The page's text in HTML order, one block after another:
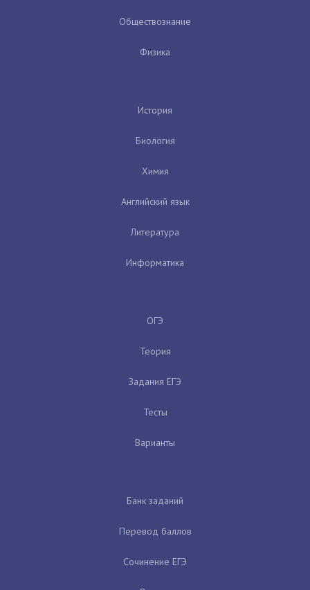
Обществознание
Физика
История
Биология
Химия
Английский язык
Литература
Информатика
ОГЭ
Теория
Задания ЕГЭ
Тесты
Варианты
Банк заданий
Перевод баллов
Сочинение ЕГЭ